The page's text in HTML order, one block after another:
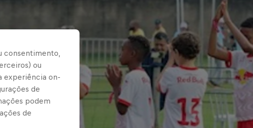
consentimento,
ou
experiência on-
de
podem
de